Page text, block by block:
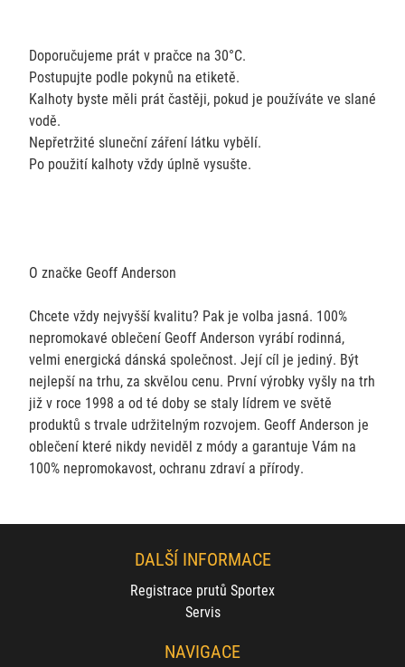
Doporučujeme prát v pračce na 30°C.
Postupujte podle pokynů na etiketě.
Kalhoty byste měli prát častěji, pokud je používáte ve slané
vodě.
Nepřetržité sluneční záření látku vybělí.
Po použití kalhoty vždy úplně vysušte.
O značke Geoff Anderson
Chcete vždy nejvyšší kvalitu? Pak je volba jasná. 100%
nepromokavé oblečení Geoff Anderson vyrábí rodinná,
velmi energická dánská společnost. Její cíl je jediný. Být
nejlepší na trhu, za skvělou cenu. První výrobky vyšly na trh
již v roce 1998 a od té doby se staly lídrem ve světě
produktů s trvale udržitelným rozvojem. Geoff Anderson je
oblečení které nikdy neviděl z módy a garantuje Vám na
100% nepromokavost, ochranu zdraví a přírody.
DALŠÍ INFORMACE
Registrace prutů Sportex
Servis
NAVIGACE